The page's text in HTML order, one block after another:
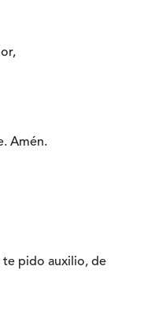
Amén.
te pido auxilio, de